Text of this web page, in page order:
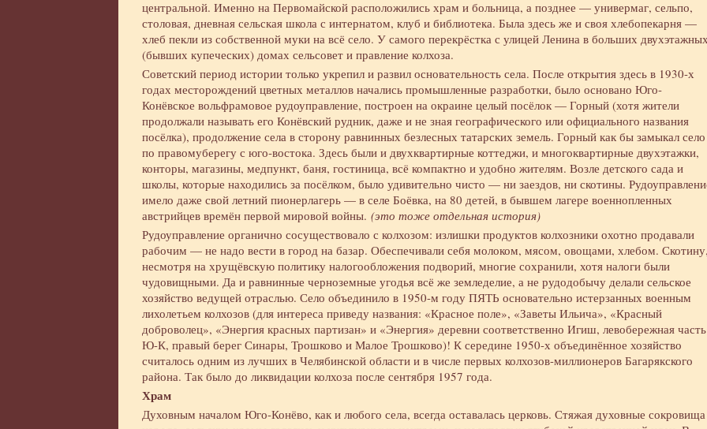
центральной. Именно на Первомайской расположились храм и больница, а позднее — универмаг, сельпо,
столовая, дневная сельская школа с интернатом, клуб и библиотека. Была здесь же и своя хлебопекарня —
хлеб пекли из собственной муки на всё село. У самого перекрёстка с улицей Ленина в больших
(бывших купеческих) домах сельсовет и правление колхоза.
Советский период истории только укрепил и развил основательность села. После открытия здесь в 1930-х
годах месторождений цветных металлов начались промышленные разработки, было основано Юго-
Конёвское вольфрамовое рудоуправление, построен на окраине целый посёлок — Горный (хотя жители
продолжали называть его Конёвский рудник, даже и не зная географического или официального названия
посёлка), продолжение села в сторону равнинных безлесных татарских земель. Горный как бы замыкал село
по правомуберегу с юго-востока. Здесь были и двухквартирные коттеджи, и многоквартирные двухэтажки,
конторы, магазины, медпункт, баня, гостиница, всё компактно и удобно жителям. Возле детского сада и
школы, которые находились за посёлком, было удивительно чисто — ни заездов, ни скотины.
имело даже свой летний пионерлагерь — в селе Боёвка, на 80 детей, в бывшем лагере военнопленных
австрийцев времён первой мировой войны. (это тоже отдельная история)
Рудоуправление органично сосуществовало с колхозом: излишки продуктов колхозники охотно продавали
рабочим — не надо вести в город на базар. Обеспечивали себя молоком, мясом, овощами, хлебом.
несмотря на хрущёвскую политику налогообложения подворий, многие сохранили, хотя налоги были
чудовищными. Да и равнинные черноземные угодья всё же земледелие, а не рудодобычу делали сельское
хозяйство ведущей отраслью. Село объединило в 1950-м году ПЯТЬ основательно истерзанных военным
лихолетьем колхозов (для интереса приведу названия: «Красное поле», «Заветы Ильича», «Красный
доброволец», «Энергия красных партизан» и «Энергия» деревни соответственно Игиш, левобережная часть
Ю-К, правый берег Синары, Трошково и Малое Трошково)! К середине 1950-х объединённое хозяйство
считалось одним из лучших в Челябинской области и в числе первых колхозов-миллионеров Багарякского
района. Так было до ликвидации колхоза после сентября 1957 года.
Храм
Духовным началом Юго-Конёво, как и любого села, всегда оставалась церковь. Стяжая духовные сокровища